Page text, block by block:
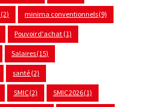
(2) minima conventionnels(9)
Pouvoir d'achat (1)
Salaires(15)
santé (2)
SMIC(2) SMIC 2026(1)